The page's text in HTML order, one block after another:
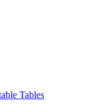
Tables